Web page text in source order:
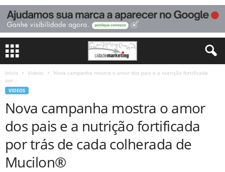
Início Videos
Nova campanha mostra o amor dos pais e a nutrição fortificada
por...
VIDEOS
Nova campanha mostra o amor
dos pais e a nutrição fortificada
por trás de cada colherada de
Mucilon®